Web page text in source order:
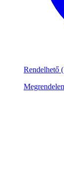
Rendelhető